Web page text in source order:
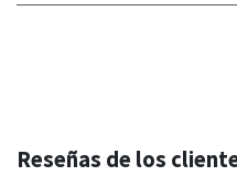
Reseñas de los